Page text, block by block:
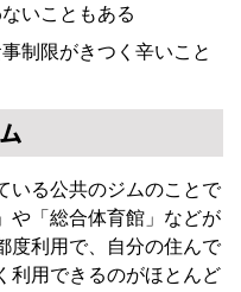
いこともある
制限がきつく辛いこと
いる公共のジムのことで
や「総合体育館」などが
度利用で、自分の住んで
利用できるのがほとんど